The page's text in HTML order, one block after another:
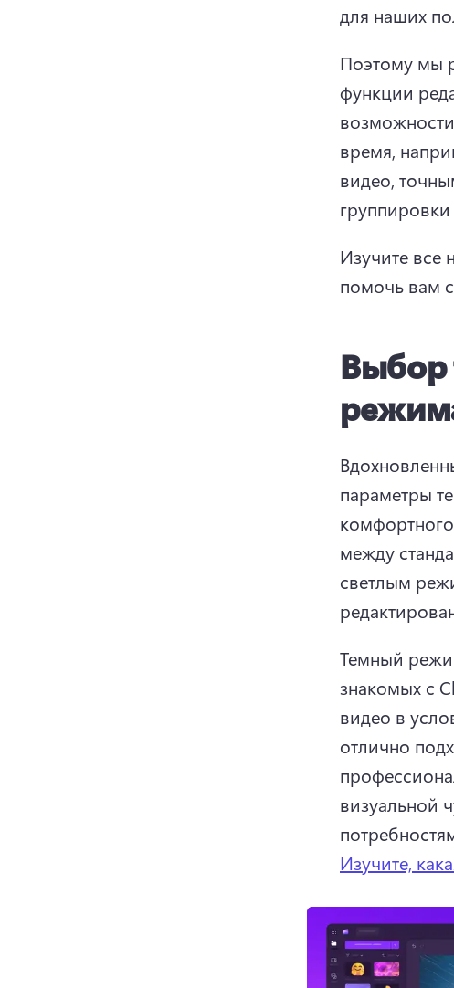
для наших
Поэтому мы
функции
время,
видео,
группировки
Изучите
помочь вам
Выбор
параметры
между
светлым
Темный
знакомых с
видео в
отлично
визуальной
Изучите,